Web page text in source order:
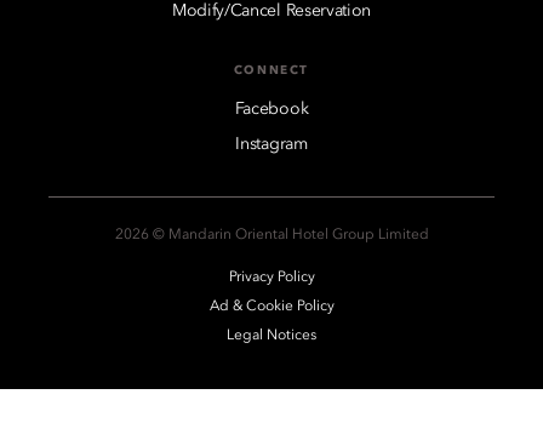
Modify/Cancel Reservation
CONNECT
Facebook
Instagram
2026 © Mandarin Oriental Hotel Group Limited
Privacy Policy
Ad & Cookie Policy
Legal Notices